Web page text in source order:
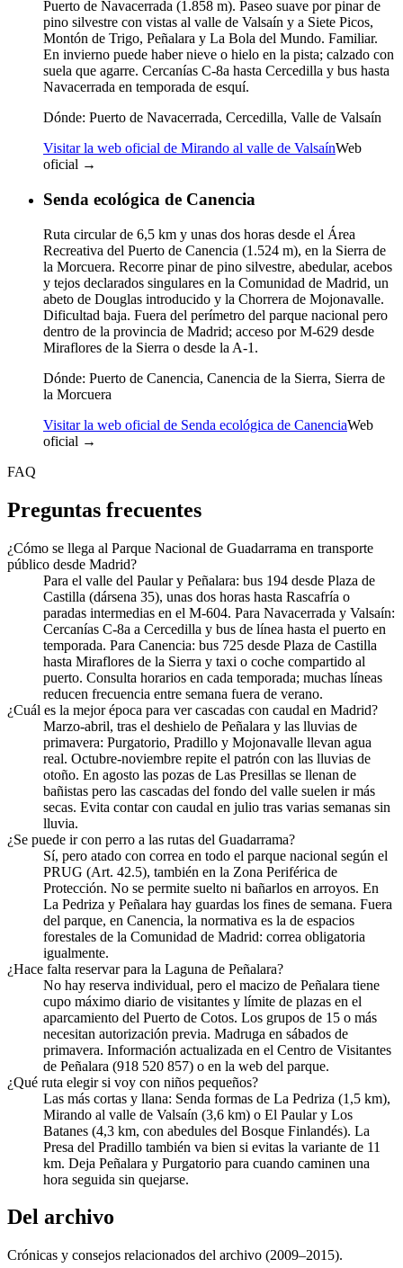
Puerto de Navacerrada (1.858 m). Paseo suave por pinar de
pino silvestre con vistas al valle de Valsaín y a Siete Picos,
Montón de Trigo, Peñalara y La Bola del Mundo. Familiar.
En invierno puede haber nieve o hielo en la pista; calzado con
suela que agarre. Cercanías C-8a hasta Cercedilla y bus hasta
Navacerrada en temporada de esquí.
Dónde: Puerto de Navacerrada, Cercedilla, Valle de Valsaín
Visitar la web oficial de Mirando al valle de ValsaínWeb
oficial →
Senda ecológica de Canencia
Ruta circular de 6,5 km y unas dos horas desde el Área
Recreativa del Puerto de Canencia (1.524 m), en la Sierra de
la Morcuera. Recorre pinar de pino silvestre, abedular, acebos
y tejos declarados singulares en la Comunidad de Madrid, un
abeto de Douglas introducido y la Chorrera de Mojonavalle.
Dificultad baja. Fuera del perímetro del parque nacional pero
dentro de la provincia de Madrid; acceso por M-629 desde
Miraflores de la Sierra o desde la A-1.
Dónde: Puerto de Canencia, Canencia de la Sierra, Sierra de
la Morcuera
Visitar la web oficial de Senda ecológica de CanenciaWeb
oficial →
FAQ
Preguntas frecuentes
¿Cómo se llega al Parque Nacional de Guadarrama en transporte
público desde Madrid?
Para el valle del Paular y Peñalara: bus 194 desde Plaza de
Castilla (dársena 35), unas dos horas hasta Rascafría o
paradas intermedias en el M-604. Para Navacerrada y Valsaín:
Cercanías C-8a a Cercedilla y bus de línea hasta el puerto en
temporada. Para Canencia: bus 725 desde Plaza de Castilla
hasta Miraflores de la Sierra y taxi o coche compartido al
puerto. Consulta horarios en cada temporada; muchas líneas
reducen frecuencia entre semana fuera de verano.
¿Cuál es la mejor época para ver cascadas con caudal en Madrid?
Marzo-abril, tras el deshielo de Peñalara y las lluvias de
primavera: Purgatorio, Pradillo y Mojonavalle llevan agua
real. Octubre-noviembre repite el patrón con las lluvias de
otoño. En agosto las pozas de Las Presillas se llenan de
bañistas pero las cascadas del fondo del valle suelen ir más
secas. Evita contar con caudal en julio tras varias semanas sin
lluvia.
¿Se puede ir con perro a las rutas del Guadarrama?
Sí, pero atado con correa en todo el parque nacional según el
PRUG (Art. 42.5), también en la Zona Periférica de
Protección. No se permite suelto ni bañarlos en arroyos. En
La Pedriza y Peñalara hay guardas los fines de semana. Fuera
del parque, en Canencia, la normativa es la de espacios
forestales de la Comunidad de Madrid: correa obligatoria
igualmente.
¿Hace falta reservar para la Laguna de Peñalara?
No hay reserva individual, pero el macizo de Peñalara tiene
cupo máximo diario de visitantes y límite de plazas en el
aparcamiento del Puerto de Cotos. Los grupos de 15 o más
necesitan autorización previa. Madruga en sábados de
primavera. Información actualizada en el Centro de Visitantes
de Peñalara (918 520 857) o en la web del parque.
¿Qué ruta elegir si voy con niños pequeños?
Las más cortas y llana: Senda formas de La Pedriza (1,5 km),
Mirando al valle de Valsaín (3,6 km) o El Paular y Los
Batanes (4,3 km, con abedules del Bosque Finlandés). La
Presa del Pradillo también va bien si evitas la variante de 11
km. Deja Peñalara y Purgatorio para cuando caminen una
hora seguida sin quejarse.
Del archivo
Crónicas y consejos relacionados del archivo (2009–2015).